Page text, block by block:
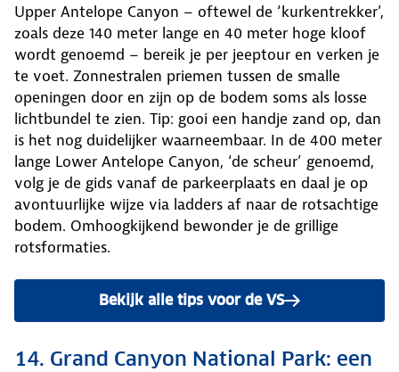
Upper Antelope Canyon – oftewel de ‘kurkentrekker’,
zoals deze 140 meter lange en 40 meter hoge kloof
wordt genoemd – bereik je per jeeptour en verken je
te voet. Zonnestralen priemen tussen de smalle
openingen door en zijn op de bodem soms als losse
lichtbundel te zien. Tip: gooi een handje zand op, dan
is het nog duidelijker waarneembaar. In de 400 meter
lange Lower Antelope Canyon, ‘de scheur’ genoemd,
volg je de gids vanaf de parkeerplaats en daal je op
avontuurlijke wijze via ladders af naar de rotsachtige
bodem. Omhoogkijkend bewonder je de grillige
rotsformaties.
Bekijk alle tips voor de VS
14. Grand Canyon National Park: een